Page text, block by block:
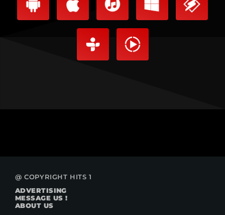
@ COPYRIGHT HITS 1
ADVERTISING
MESSAGE US !
ABOUT US